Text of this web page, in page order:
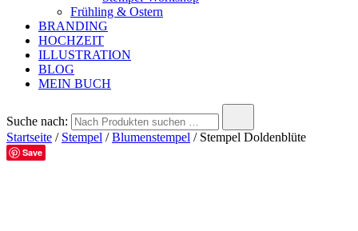
Frühling & Ostern
BRANDING
HOCHZEIT
ILLUSTRATION
BLOG
MEIN BUCH
Suche nach:
Startseite / Stempel /Blumenstempel / Stempel Doldenblüte
Save